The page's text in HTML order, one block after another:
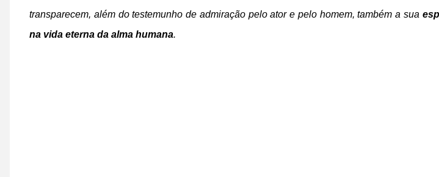
transparecem, além do testemunho de admiração pelo ator e pelo homem, também a sua
na vida eterna da alma humana.